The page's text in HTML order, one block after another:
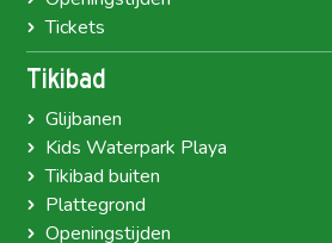
Tickets
Tikibad
Glijbanen
Kids Waterpark Playa
Tikibad buiten
Plattegrond
Openingstijden